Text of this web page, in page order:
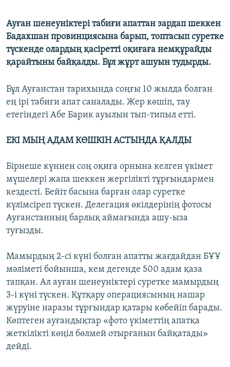
Ауған шенеуніктері табиғи апаттан зардап шеккен
Бадахшан провинциясына барып, топтасып суретке
түскенде олардың қасіретті оқиғаға немқұрайды
қарайтыны байқалды. Бұл жұрт ашуын тудырды.
Бұл Ауғанстан тарихында соңғы 10 жылда болған
ең ірі табиғи апат саналады. Жер көшіп, тау
етегіндегі Абе Барик ауылын тып-типыл етті.
ЕКІ МЫҢ АДАМ КӨШКІН АСТЫНДА ҚАЛДЫ
Бірнеше күннен соң оқиға орнына келген үкімет
мүшелері жапа шеккен жергілікті тұрғындармен
кездесті. Бейіт басына барған олар суретке
күлімсіреп түскен. Делегация өкілдерінің фотосы
Ауғанстанның барлық аймағында ашу-ыза
туғызды.
Мамырдың 2-сі күні болған апатты жағдайдан БҰҰ
мәліметі бойынша, кем дегенде 500 адам қаза
тапқан. Ал ауған шенеуніктері суретке мамырдың
3-і күні түскен. Құтқару операциясының нашар
жүруіне наразы тұрғындар қатары көбейіп барады.
Көптеген ауғандықтар «фото үкіметтің апатқа
жеткілікті көңіл бөлмей отырғанын байқатады»
дейді.